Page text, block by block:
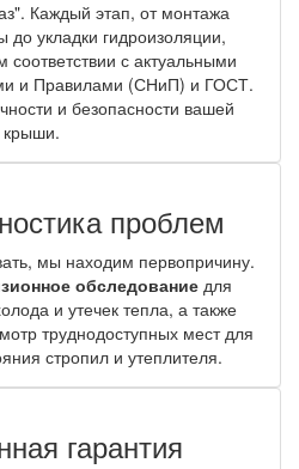
Каждый этап, от монтажа
до укладки гидроизоляции,
соответствии с актуальными
и Правилами (СНиП) и ГОСТ.
и безопасности вашей
крыши.
проблем
мы находим первопричину.
обследованиедля
и утечек тепла, а также
труднодоступных мест для
стропил и утеплителя.
гарантия